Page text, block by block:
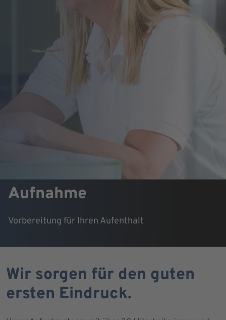
Aufnahme
Vorbereitung für Ihren Aufenthalt
Wir sorgen für den guten
ersten Eindruck.